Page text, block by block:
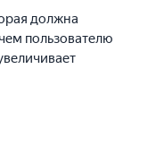
должна
пользователю